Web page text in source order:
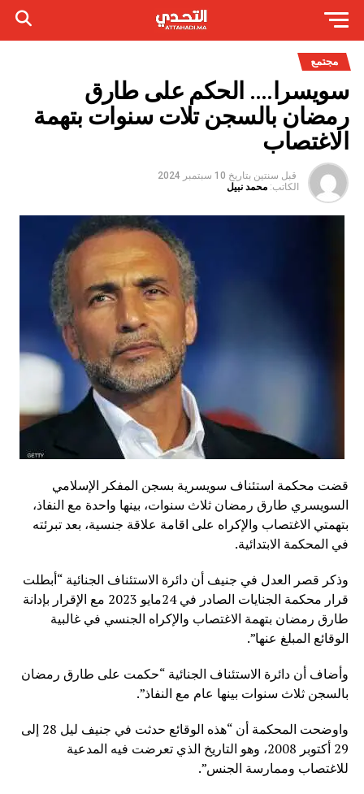
مجتمع
سويسرا…. الحكم على طارق
رمضان بالسجن تلات سنوات بتهمة
الاغتصاب
قبل سنتين بتاريخ 10 سبتمبر 2024
الكاتب: محمد نبيل
قضت محكمة استئناف سويسرية بسجن المفكر الإسلامي
السويسري طارق رمضان ثلاث سنوات، بينها واحدة مع النفاذ،
بتهمتي الاغتصاب والإكراه على اقامة علاقة جنسية، بعد تبرئته
في المحكمة الابتدائية.
وذكر قصر العدل في جنيف أن دائرة الاستئناف الجنائية “أبطلت
قرار محكمة الجنايات الصادر في 24مايو 2023 مع الإقرار بإدانة
طارق رمضان بتهمة الاغتصاب والإكراه الجنسي في غالبية
الوقائع المبلغ عنها”.
وأضاف أن دائرة الاستئناف الجنائية “حكمت على طارق رمضان
بالسجن ثلاث سنوات بينها عام مع النفاذ”.
واوضحت المحكمة أن “هذه الوقائع حدثت في جنيف ليل 28 إلى
29 أكتوبر 2008، وهو التاريخ الذي تعرضت فيه المدعية
للاغتصاب وممارسة الجنس”.